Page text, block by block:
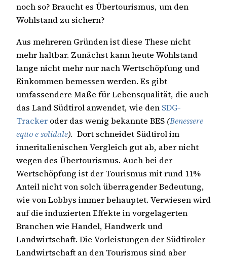
noch so? Braucht es Übertourismus, um den
Wohlstand zu sichern?
Aus mehreren Gründen ist diese These nicht
mehr haltbar. Zunächst kann heute Wohlstand
lange nicht mehr nur nach Wertschöpfung und
Einkommen bemessen werden. Es gibt
umfassendere Maße für Lebensqualität, die auch
das Land Südtirol anwendet, wie den SDG-
Tracker oder das wenig bekannte BES (Benessere
equo e solidale). Dort schneidet Südtirol im
inneritalienischen Vergleich gut ab, aber nicht
wegen des Übertourismus. Auch bei der
Wertschöpfung ist der Tourismus mit rund 11%
Anteil nicht von solch überragender Bedeutung,
wie von Lobbys immer behauptet. Verwiesen wird
auf die induzierten Effekte in vorgelagerten
Branchen wie Handel, Handwerk und
Landwirtschaft. Die Vorleistungen der Südtiroler
Landwirtschaft an den Tourismus sind aber